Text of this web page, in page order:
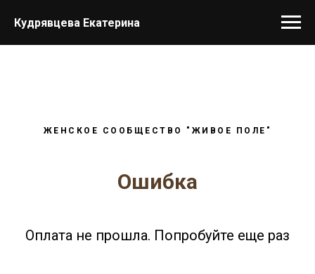
Кудрявцева Екатерина
ЖЕНСКОЕ СООБЩЕСТВО "ЖИВОЕ ПОЛЕ"
Ошибка
Оплата не прошла. Попробуйте еще раз